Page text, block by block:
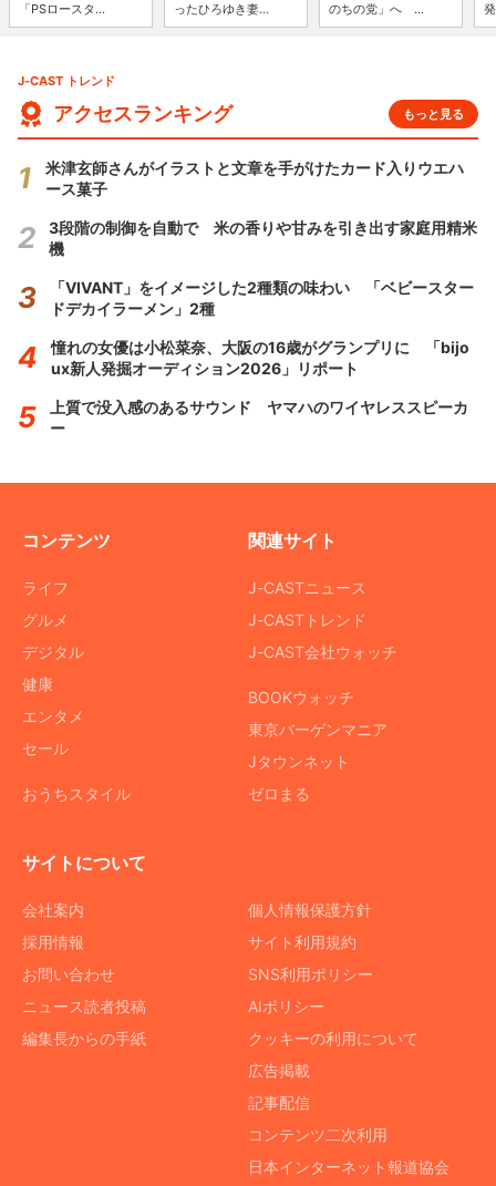
「PSロースタ...
ったひろゆき妻...
のちの党」へ ...
J-CAST トレンド
アクセスランキング もっと見る
米津玄師さんがイラストと文章を手がけたカード入りウエハ
ース菓子
3段階の制御を自動で 米の香りや甘みを引き出す家庭用精米
機
「VIVANT」をイメージした2種類の味わい 「ベビースター
ドデカイラーメン」2種
憧れの女優は小松菜奈、大阪の16歳がグランプリに 「bijo
ux新人発掘オーディション2026」リポート
上質で没入感のあるサウンド ヤマハのワイヤレススピーカ
ー
コンテンツ
ライフ
グルメ
デジタル
健康
エンタメ
セール
おうちスタイル
関連サイト
J-CASTニュース
J-CASTトレンド
J-CAST会社ウォッチ
BOOKウォッチ
東京バーゲンマニア
Jタウンネット
ゼロまる
サイトについて
会社案内
採用情報
お問い合わせ
ニュース読者投稿
編集長からの手紙
個人情報保護方針
サイト利用規約
SNS利用ポリシー
AIポリシー
クッキーの利用について
広告掲載
記事配信
コンテンツ二次利用
日本インターネット報道協会